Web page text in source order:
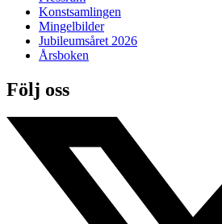
Konstsamlingen
Mingelbilder
Jubileumsåret 2026
Årsboken
Följ oss